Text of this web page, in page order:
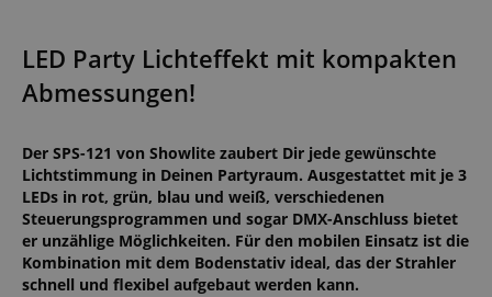
LED Party Lichteffekt mit kompakten
Abmessungen!
Der SPS-121 von Showlite zaubert Dir jede gewünschte
Lichtstimmung in Deinen Partyraum. Ausgestattet mit je 3
LEDs in rot, grün, blau und weiß, verschiedenen
Steuerungsprogrammen und sogar DMX-Anschluss bietet
er unzählige Möglichkeiten. Für den mobilen Einsatz ist die
Kombination mit dem Bodenstativ ideal, das der Strahler
schnell und flexibel aufgebaut werden kann.